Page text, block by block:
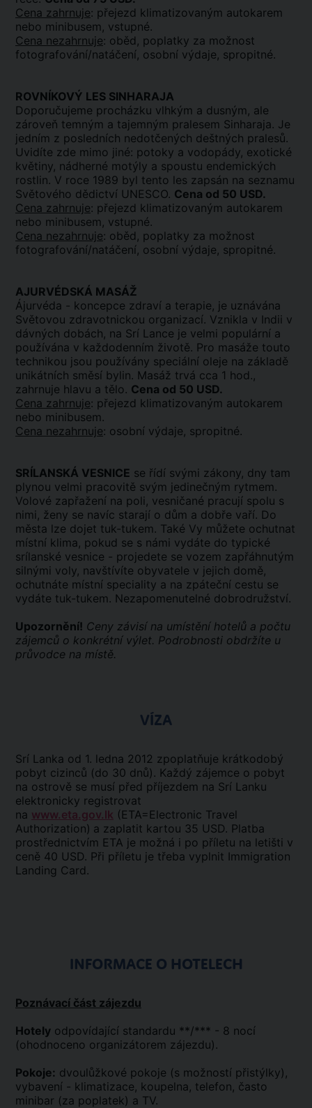
Cena zahrnuje: přejezd klimatizovaným autokarem
nebo minibusem, vstupné.
Cena nezahrnuje: oběd, poplatky za možnost
fotografování/natáčení, osobní výdaje, spropitné.
ROVNÍKOVÝ LES SINHARAJA
Doporučujeme procházku vlhkým a dusným, ale
zároveň temným a tajemným pralesem Sinharaja. Je
jedním z posledních nedotčených deštných pralesů.
Uvidíte zde mimo jiné: potoky a vodopády, exotické
květiny, nádherné motýly a spoustu endemických
rostlin. V roce 1989 byl tento les zapsán na seznamu
Světového dědictví UNESCO. Cena od 50 USD.
Cena zahrnuje: přejezd klimatizovaným autokarem
nebo minibusem, vstupné.
Cena nezahrnuje: oběd, poplatky za možnost
fotografování/natáčení, osobní výdaje, spropitné.
AJURVÉDSKÁ MASÁŽ
Ájurvéda - koncepce zdraví a terapie, je uznávána
Světovou zdravotnickou organizací. Vznikla v Indii v
dávných dobách, na Srí Lance je velmi populární a
používána v každodenním životě. Pro masáže touto
technikou jsou používány speciální oleje na základě
unikátních směsí bylin. Masáž trvá cca 1 hod.,
zahrnuje hlavu a tělo. Cena od 50 USD.
Cena zahrnuje: přejezd klimatizovaným autokarem
nebo minibusem.
Cena nezahrnuje: osobní výdaje, spropitné.
SRÍLANSKÁ VESNICE se řídí svými zákony, dny tam
plynou velmi pracovitě svým jedinečným rytmem.
Volové zapřažení na poli, vesničané pracují spolu s
nimi, ženy se navíc starají o dům a dobře vaří. Do
města lze dojet tuk-tukem. Také Vy můžete ochutnat
místní klima, pokud se s námi vydáte do typické
srílanské vesnice - projedete se vozem zapřáhnutým
silnými voly, navštívíte obyvatele v jejich domě,
ochutnáte místní speciality a na zpáteční cestu se
vydáte tuk-tukem. Nezapomenutelné dobrodružství.
Upozornění! Ceny závisí na umístění hotelů a počtu
zájemců o konkrétní výlet. Podrobnosti obdržíte u
průvodce na místě.
VÍZA
Srí Lanka od 1. ledna 2012 zpoplatňuje krátkodobý
pobyt cizinců (do 30 dnů). Každý zájemce o pobyt
na ostrově se musí před příjezdem na Srí Lanku
elektronicky registrovat
na www.eta.gov.lk (ETA=Electronic Travel
Authorization) a zaplatit kartou 35 USD. Platba
prostřednictvím ETA je možná i po příletu na letišti v
ceně 40 USD. Při příletu je třeba vyplnit Immigration
Landing Card.
INFORMACE O HOTELECH
Poznávací část zájezdu
Hotely odpovídající standardu **/*** - 8 nocí
(ohodnoceno organizátorem zájezdu).
Pokoje: dvoulůžkové pokoje (s možností přistýlky),
vybavení - klimatizace, koupelna, telefon, často
minibar (za poplatek) a TV.